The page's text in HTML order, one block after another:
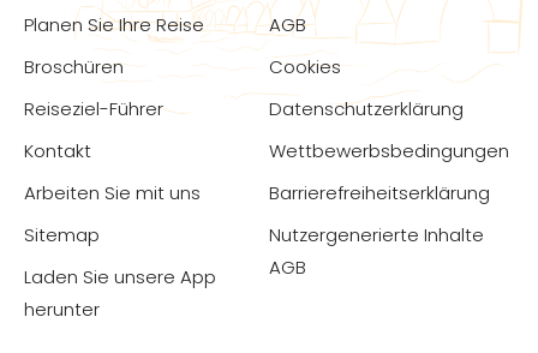
Planen Sie Ihre Reise
Broschüren
Reiseziel-Führer
Kontakt
Arbeiten Sie mit uns
Sitemap
Laden Sie unsere App
herunter
AGB
Cookies
Datenschutzerklärung
Wettbewerbsbedingungen
Barrierefreiheitserklärung
Nutzergenerierte Inhalte
AGB